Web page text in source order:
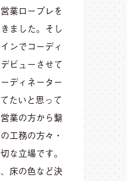
業ロープレを
ました。そし
ンでコーディ
ビューさせて
ディネーター
たいと思って
業の方から繋
工務の方々・
な立場です。
床の色など決